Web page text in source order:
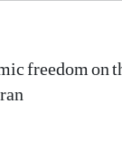
freedom on